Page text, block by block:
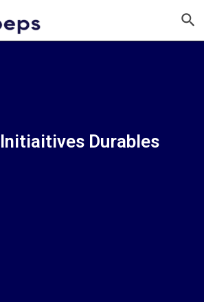
Initiaitives Durables